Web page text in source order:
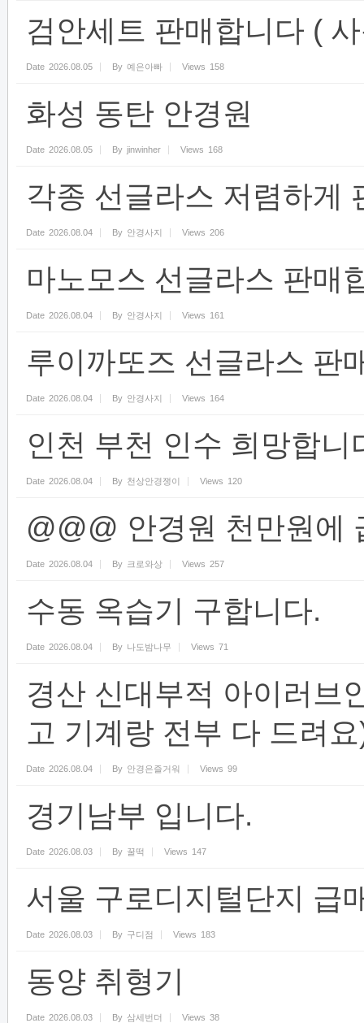
검안세트 판매합니다 (
Date 2026.08.05 By 예은아빠 Views 158
화성 동탄 안경원
Date 2026.08.05 By jinwinher Views 168
각종 선글라스 저렴하게
Date 2026.08.04 By 안경사지 Views 206
마노모스 선글라스 판매
Date 2026.08.04 By 안경사지 Views 161
루이까또즈 선글라스 판
Date 2026.08.04 By 안경사지 Views 164
인천 부천 인수 희망합니
Date 2026.08.04 By 천상안경쟁이 Views 120
@@@ 안경원 천만원에
Date 2026.08.04 By 크로와상 Views 257
수동 옥습기 구합니다.
Date 2026.08.04 By 나도밤나무 Views 71
경산 신대부적 아이러브
고 기계랑 전부 다 드려
Date 2026.08.04 By 안경은즐거워 Views 99
경기남부 입니다.
Date 2026.08.03 By 꿀떡 Views 147
서울 구로디지털단지 급
Date 2026.08.03 By 구디점 Views 183
동양 취형기
Date 2026.08.03 By 삼세번더 Views 38